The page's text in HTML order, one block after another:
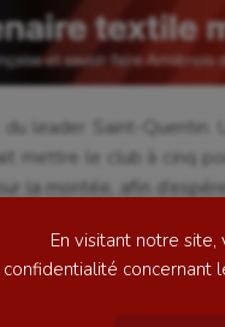
En visitant notre
confidentialité concernant
leader Saint-Quentin.
mettre le club à cinq
la montée, afin
Crédits photos – Coralie